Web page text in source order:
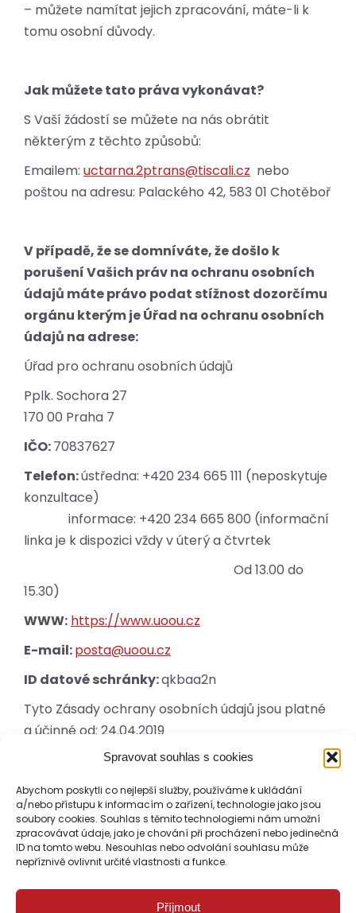
Spravovat souhlas s cookies
Abychom poskytli co nejlepší služby, používáme k ukládání
a/nebo přístupu k informacím o zařízení, technologie jako jsou
soubory cookies. Souhlas s těmito technologiemi nám umožní
zpracovávat údaje, jako je chování při procházení nebo jedinečná
ID na tomto webu. Nesouhlas nebo odvolání souhlasu může
nepříznivě ovlivnit určité vlastnosti a funkce.
Příjmout
– můžete namítat jejich zpracování, máte-li k
tomu osobní důvody.
Jak můžete tato práva vykonávat?
S Vaší žádostí se můžete na nás obrátit
některým z těchto způsobů:
Emailem: uctarna.2ptrans@tiscali.cz nebo
poštou na adresu: Palackého 42, 583 01 Chotěboř
V případě, že se domníváte, že došlo k
porušení Vašich práv na ochranu osobních
údajů máte právo podat stížnost dozorčímu
orgánu kterým je Úřad na ochranu osobních
údajů na adrese:
Úřad pro ochranu osobních údajů
Pplk. Sochora 27
170 00 Praha 7
IČO:70837627
Telefon:ústředna: +420 234 665 111 (neposkytuje
konzultace)
informace: +420 234 665 800 (informační
linka je k dispozici vždy v úterý a čtvrtek
Od 13.00 do
15.30)
WWW: https://www.uoou.cz
E-mail:posta@uoou.cz
ID datové schránky:qkbaa2n
Tyto Zásady ochrany osobních údajů jsou platné
a účinné od: 24.04.2019
aktualizace dne 24.10.2023